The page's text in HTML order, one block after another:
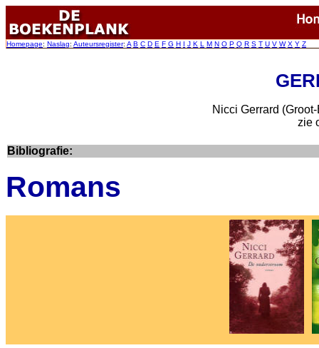
Homepage: Naslag: Auteursregister: A B C D E F G H I J K L M N O P Q R S T U V W X Y Z
Nicci Gerrard
zie
Bibliografie:
Romans